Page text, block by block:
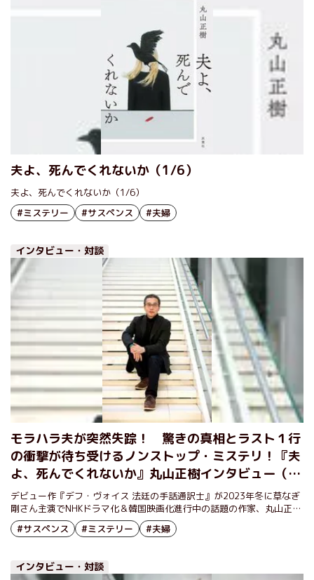
夫よ、死んでくれないか（1/6）
夫よ、死んでくれないか（1/6）
#ミステリー
#サスペンス #夫婦
インタビュー・対談
モラハラ夫が突然失踪！ 驚きの真相とラスト１行
の衝撃が待ち受けるノンストップ・ミステリ！『夫
よ、死んでくれないか』丸山正樹インタビュー（後
編）
デビュー作『デフ・ヴォイス 法廷の手話通訳士』が2023年冬に草なぎ
剛さん主演でNHKドラマ化＆韓国映画化進行中の話題の作家、丸山正樹
の最新刊『夫よ、死んでくれないか』が刊行された。一筋縄では行かな
い展開にページを繰る手が止まらず、その先には驚きの真相とラスト１
著者の丸山正樹さんにうかがった。
#サスペンス #ミステリー #夫婦
インタビュー・対談